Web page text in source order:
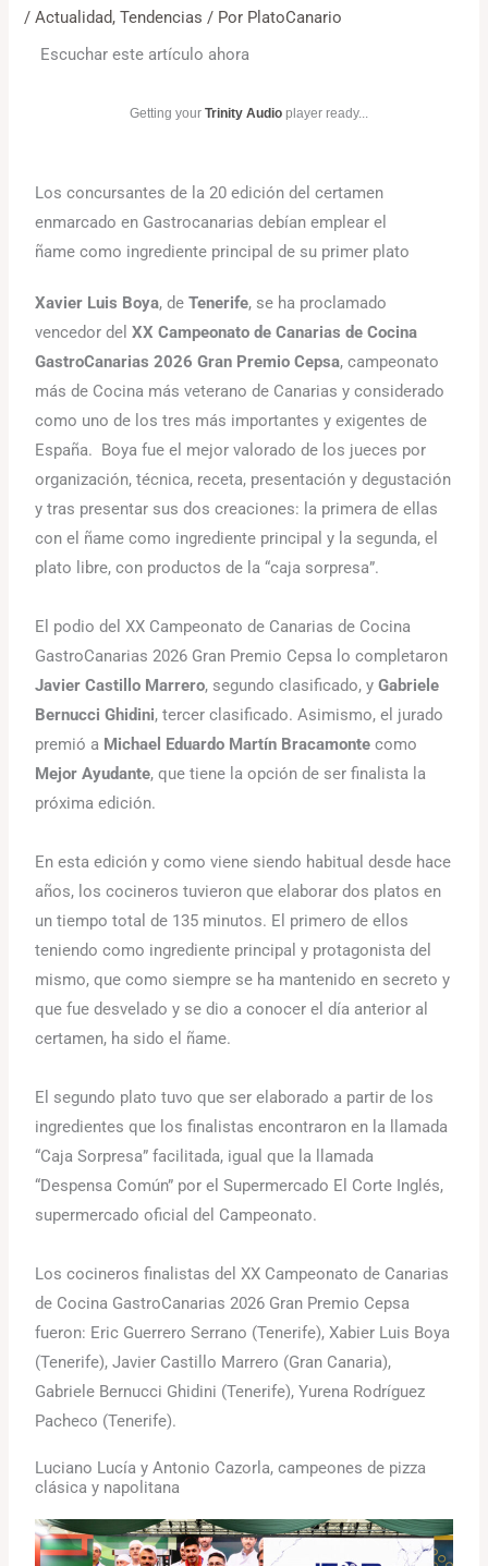
/Actualidad,Tendencias / Por PlatoCanario
Escuchar este artículo ahora
Getting yourTrinity Audio player ready...
Los concursantes de la 20 edición del certamen
enmarcado en Gastrocanarias debían emplear el
ñame como ingrediente principal de su primer plato
Xavier Luis Boya, deTenerife, se ha proclamado
vencedor delXX Campeonato de Canarias de Cocina
GastroCanarias 2026 Gran Premio Cepsa, campeonato
más de Cocina más veterano de Canarias y considerado
como uno de los tres más importantes y exigentes de
España. Boya fue el mejor valorado de los jueces por
organización, técnica, receta, presentación y degustación
y tras presentar sus dos creaciones: la primera de ellas
con el ñame como ingrediente principal y la segunda, el
plato libre, con productos de la “caja sorpresa”.
El podio del XX Campeonato de Canarias de Cocina
GastroCanarias 2026 Gran Premio Cepsa lo completaron
Javier Castillo Marrero, segundo clasificado, yGabriele
Bernucci Ghidini, tercer clasificado. Asimismo, el jurado
premió a Michael Eduardo Martín Bracamonte como
Mejor Ayudante, que tiene la opción de ser finalista la
próxima edición.
En esta edición y como viene siendo habitual desde hace
años, los cocineros tuvieron que elaborar dos platos en
un tiempo total de 135 minutos. El primero de ellos
teniendo como ingrediente principal y protagonista del
mismo, que como siempre se ha mantenido en secreto y
que fue desvelado y se dio a conocer el día anterior al
certamen, ha sido el ñame.
El segundo plato tuvo que ser elaborado a partir de los
ingredientes que los finalistas encontraron en la llamada
“Caja Sorpresa” facilitada, igual que la llamada
“Despensa Común” por el Supermercado El Corte Inglés,
supermercado oficial del Campeonato.
Los cocineros finalistas del XX Campeonato de Canarias
de Cocina GastroCanarias 2026 Gran Premio Cepsa
fueron: Eric Guerrero Serrano (Tenerife), Xabier Luis Boya
(Tenerife), Javier Castillo Marrero (Gran Canaria),
Gabriele Bernucci Ghidini (Tenerife), Yurena Rodríguez
Pacheco (Tenerife).
Luciano Lucía y Antonio Cazorla, campeones de pizza
clásica y napolitana